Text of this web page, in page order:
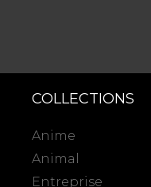
COLLECTIONS
Anime
Animal
Entreprise